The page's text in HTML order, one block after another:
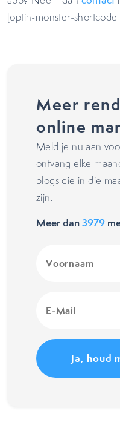
[optin-monster-shortcode
Meer
online
Meld je nu aan
ontvang elke
blogs die in die
zijn.
Meer dan3979
(Vereist)
Mail